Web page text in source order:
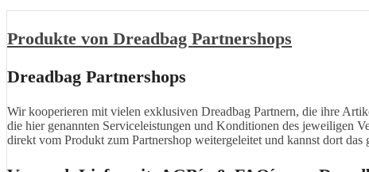
Produkte von Dreadbag Partnershops
Dreadbag Partnershops
Wir kooperieren mit vielen exklusiven Dreadbag Partnern, die ihre
die hier genannten Serviceleistungen und Konditionen des jeweiligen
direkt vom Produkt zum Partnershop weitergeleitet und kannst dort das